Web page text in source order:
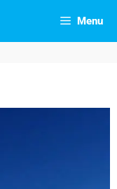
Menu